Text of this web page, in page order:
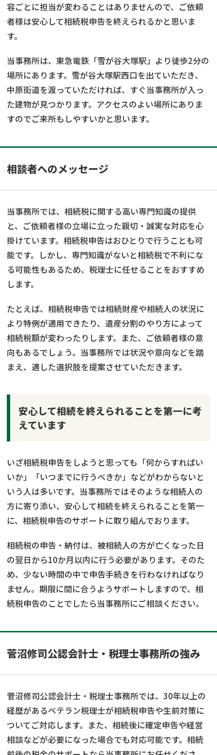
容ごとに担当が変わることはありませんので、ご依頼
者様は安心して相続税申告を終えられるかと思いま
す。
当事務所は、東急電鉄「雪が谷大塚駅」より徒歩2分の
場所にあります。雪が谷大塚駅西口を出ていただき、
中原街道を渡っていただければ、すぐ当事務所が入っ
た建物が見つかります。アクセスのよい場所にありま
すのでご来所もしやすいかと思います。
相談者へのメッセージ
当事務所では、相続税に関する高い専門知識の提供
と、ご依頼者様の立場に立った親切・誠実な対応を心
掛けています。相続税申告はおひとりで行うことも可
能です。しかし、専門知識がないと相続税で不利にな
る可能性もあるため、税理士に任せることをおすすめ
します。
たとえば、相続税申告では相続財産や相続人の状況に
より特例が適用できたり、遺産分割のやり方によって
相続税額が変わったりします。また、ご依頼者様の意
向もあるでしょう。当事務所では状況や意向などを踏
まえ、適した選択肢を提案させていただきます。
安心して相続を終えられることを第一に考
えています
いざ相続税申告をしようと思っても「何からすればい
いか」「いつまでに行うべきか」などがわからないと
いう人は多いです。当事務所ではそのような相続人の
方に寄り添い、安心して相続を終えられることを第一
に、相続税申告のサポートに取り組んでおります。
相続税の申告・納付は、被相続人の方が亡くなった日
の翌日から10か月以内に行う必要があります。そのた
め、少ない時間の中で申告手続きを行わなければなり
ません。期限に間に合うようサポートしますので、相
続税申告のことでしたら当事務所にご相談ください。
菅沼修司公認会計士・税理士事務所の強み
菅沼修司公認会計士・税理士事務所では、30年以上の
経歴があるベテラン税理士が相続税申告や生前対策に
ついてご対応します。また、相続後に確定申告や経営
相談などが必要になった場合でも対応可能です。相続